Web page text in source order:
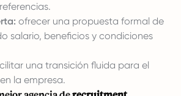
ofrecer una propuesta formal de
salario, beneficios y condiciones
una transición fluida para el
la empresa.